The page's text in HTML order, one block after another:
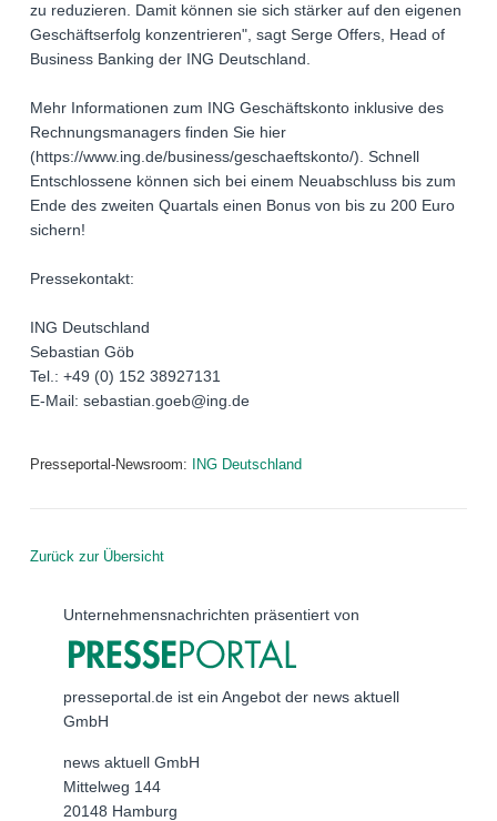
zu reduzieren. Damit können sie sich stärker auf den eigenen
Geschäftserfolg konzentrieren", sagt Serge Offers, Head of
Business Banking der ING Deutschland.
Mehr Informationen zum ING Geschäftskonto inklusive des
Rechnungsmanagers finden Sie hier
(https://www.ing.de/business/geschaeftskonto/). Schnell
Entschlossene können sich bei einem Neuabschluss bis zum
Ende des zweiten Quartals einen Bonus von bis zu 200 Euro
sichern!
Pressekontakt:
ING Deutschland
Sebastian Göb
Tel.: +49 (0) 152 38927131
E-Mail: sebastian.goeb@ing.de
Presseportal-Newsroom: ING Deutschland
Zurück zur Übersicht
Unternehmensnachrichten präsentiert von
presseportal.de ist ein Angebot der news aktuell
GmbH
news aktuell GmbH
Mittelweg 144
20148 Hamburg